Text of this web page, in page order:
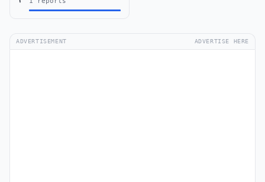
ADVERTISEMENT ADVERTISE HERE